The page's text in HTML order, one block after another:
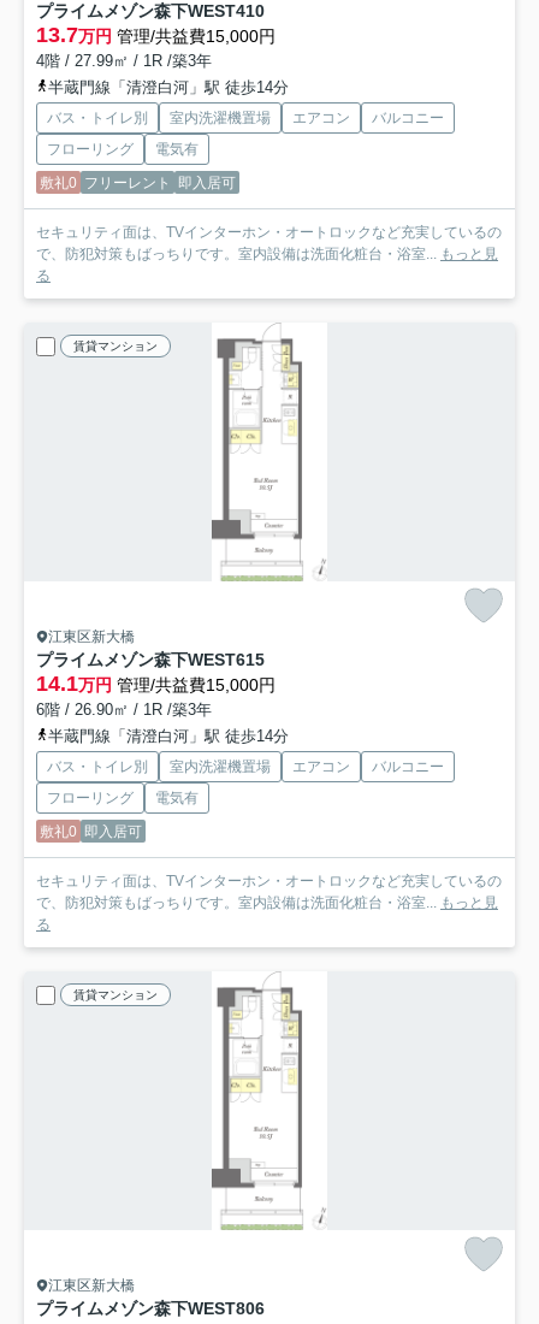
プライムメゾン森下WEST410
13.7万円 管理/共益費15,000円
4階 / 27.99㎡ / 1R /築3年
半蔵門線「清澄白河」駅 徒歩14分
バス・トイレ別 室内洗濯機置場 エアコン
バルコニー
フローリング
電気有
敷礼0 フリーレント 即入居可
セキュリティ面は、TVインターホン・オートロックなど充実しているの
で、防犯対策もばっちりです。室内設備は洗面化粧台・浴室... もっと見
る
賃貸マンション
江東区新大橋
プライムメゾン森下WEST615
14.1万円 管理/共益費15,000円
6階 / 26.90㎡ / 1R /築3年
半蔵門線「清澄白河」駅 徒歩14分
バス・トイレ別 室内洗濯機置場 エアコン
バルコニー
フローリング
電気有
敷礼0 即入居可
セキュリティ面は、TVインターホン・オートロックなど充実しているの
で、防犯対策もばっちりです。室内設備は洗面化粧台・浴室... もっと見
る
賃貸マンション
江東区新大橋
プライムメゾン森下WEST806